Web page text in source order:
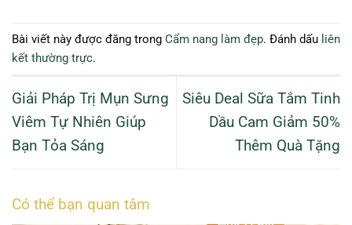
Bài viết này được đăng trong Cẩm nang làm đẹp. Đánh dấu liên
kết thường trực.
Giải Pháp Trị Mụn Sưng
Viêm Tự Nhiên Giúp
Bạn Tỏa Sáng
Siêu Deal Sữa Tắm Tinh
Dầu Cam Giảm 50%
Thêm Quà Tặng
Có thể bạn quan tâm